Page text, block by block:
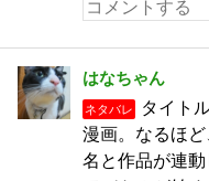
はなちゃん
ネタバレ
タイト
漫画。なるほ
名と作品が連